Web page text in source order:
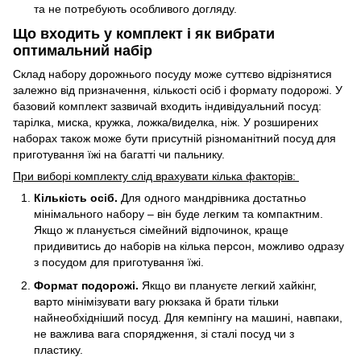
та не потребують особливого догляду.
Що входить у комплект і як вибрати
оптимальний набір
Склад набору дорожнього посуду може суттєво відрізнятися
залежно від призначення, кількості осіб і формату подорожі. У
базовий комплект зазвичай входить індивідуальний посуд:
тарілка, миска, кружка, ложка/виделка, ніж. У розширених
наборах також може бути присутній різноманітний посуд для
приготування їжі на багатті чи пальнику.
При виборі комплекту слід врахувати кілька факторів:
Кількість осіб. Для одного мандрівника достатньо
мінімального набору – він буде легким та компактним.
Якщо ж планується сімейний відпочинок, краще
придивитись до наборів на кілька персон, можливо одразу
з посудом для приготування їжі.
Формат подорожі. Якщо ви плануєте легкий хайкінг,
варто мінімізувати вагу рюкзака й брати тільки
найнеобхідніший посуд. Для кемпінгу на машині, навпаки,
не важлива вага спорядження, зі сталі посуд чи з
пластику.